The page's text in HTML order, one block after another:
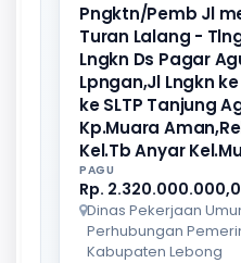
Pngktn/Pemb Jl
Turan Lalang -
Lngkn Ds Pagar
Lpngan,Jl Lngkn
ke SLTP Tanjung
Kp.Muara
Kel.Tb Anyar
PAGU
Rp.
Dinas Pekerjaan
Perhubungan
Kabupaten Lebong